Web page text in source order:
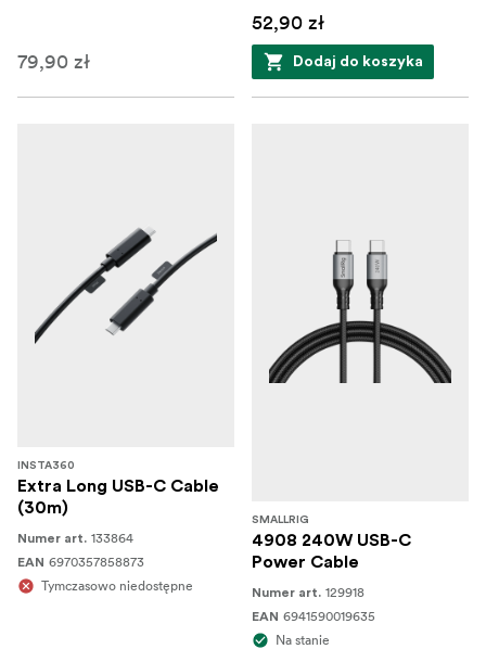
79,90 zł
52,90 zł
Dodaj do koszyka
INSTA360
Extra Long USB-C Cable
(30m)
Numer art. 133864
EAN 6970357858873
Tymczasowo niedostępne
SMALLRIG
4908 240W USB-C
Power Cable
Numer art. 129918
EAN 6941590019635
Na stanie